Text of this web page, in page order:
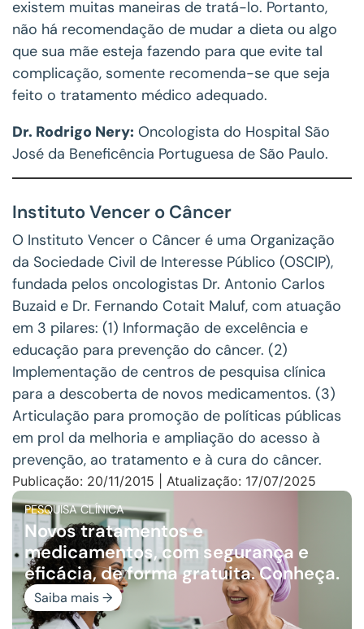
existem muitas maneiras de tratá-lo. Portanto,
não há recomendação de mudar a dieta ou algo
que sua mãe esteja fazendo para que evite tal
complicação, somente recomenda-se que seja
feito o tratamento médico adequado.
Dr. Rodrigo Nery: Oncologista do Hospital São
José da Beneficência Portuguesa de São Paulo.
Instituto Vencer o Câncer
O Instituto Vencer o Câncer é uma Organização
da Sociedade Civil de Interesse Público (OSCIP),
fundada pelos oncologistas Dr. Antonio Carlos
Buzaid e Dr. Fernando Cotait Maluf, com atuação
em 3 pilares: (1) Informação de excelência e
educação para prevenção do câncer. (2)
Implementação de centros de pesquisa clínica
para a descoberta de novos medicamentos. (3)
Articulação para promoção de políticas públicas
em prol da melhoria e ampliação do acesso à
prevenção, ao tratamento e à cura do câncer.
Publicação: 20/11/2015 | Atualização: 17/07/2025
PESQUISA CLÍNICA
Novos tratamentos e
medicamentos, com segurança e
eficácia, de forma gratuita. Conheça.
Saiba mais →